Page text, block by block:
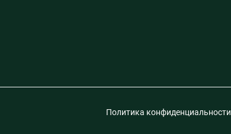
Политика конфиденциальности